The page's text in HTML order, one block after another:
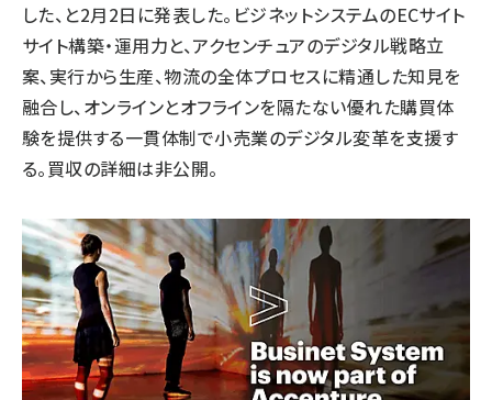
した、と2月2日に発表した。ビジネットシステムのECサイト
サイト構築・運用力と、アクセンチュアのデジタル戦略立
案、実行から生産、物流の全体プロセスに精通した知見を
融合し、オンラインとオフラインを隔たない優れた購買体
験を提供する一貫体制で小売業のデジタル変革を支援す
る。買収の詳細は非公開。